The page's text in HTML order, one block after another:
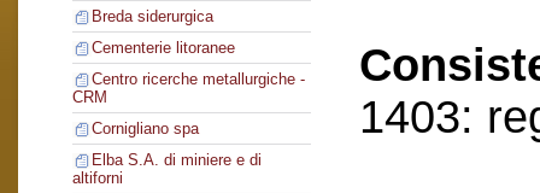
Breda siderurgica
Cementerie litoranee
Centro ricerche metallurgiche -
CRM
Cornigliano spa
Elba S.A. di miniere e di
altiforni
1403: